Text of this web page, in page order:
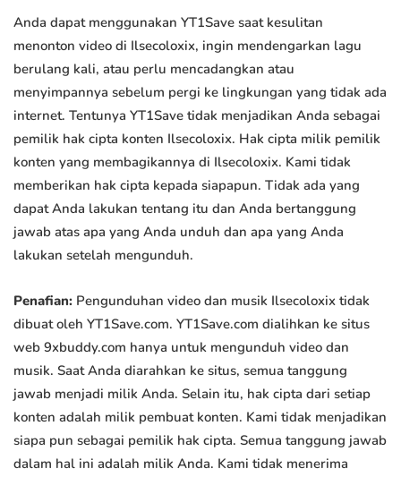
Anda dapat menggunakan YT1Save saat kesulitan
menonton video di Ilsecoloxix, ingin mendengarkan lagu
berulang kali, atau perlu mencadangkan atau
menyimpannya sebelum pergi ke lingkungan yang tidak ada
internet. Tentunya YT1Save tidak menjadikan Anda sebagai
pemilik hak cipta konten Ilsecoloxix. Hak cipta milik pemilik
konten yang membagikannya di Ilsecoloxix. Kami tidak
memberikan hak cipta kepada siapapun. Tidak ada yang
dapat Anda lakukan tentang itu dan Anda bertanggung
jawab atas apa yang Anda unduh dan apa yang Anda
lakukan setelah mengunduh.
Penafian: Pengunduhan video dan musik Ilsecoloxix tidak
dibuat oleh YT1Save.com. YT1Save.com dialihkan ke situs
web 9xbuddy.com hanya untuk mengunduh video dan
musik. Saat Anda diarahkan ke situs, semua tanggung
jawab menjadi milik Anda. Selain itu, hak cipta dari setiap
konten adalah milik pembuat konten. Kami tidak menjadikan
siapa pun sebagai pemilik hak cipta. Semua tanggung jawab
dalam hal ini adalah milik Anda. Kami tidak menerima